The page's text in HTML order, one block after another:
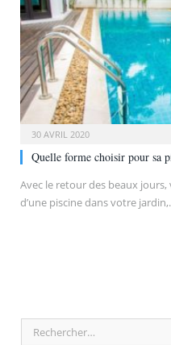
30 AVRIL 2020
Quelle forme choisir pour sa
Avec le retour des beaux
d’une piscine dans votre